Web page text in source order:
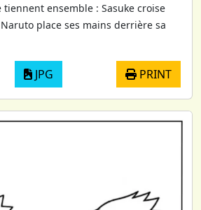
tiennent ensemble : Sasuke croise
place ses mains derrière sa
JPG PRINT